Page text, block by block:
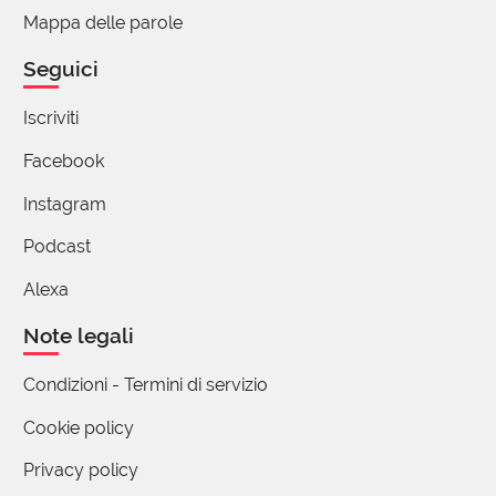
cordofoni, come il sitar. Buona domenica!
interessante risposta. Grazie!
Antonella
auguri di buon Natale e buona lettura!
Mappa delle parole
Seguici
Iscriviti
Facebook
Instagram
Podcast
Alexa
Note legali
Condizioni - Termini di servizio
Cookie policy
Privacy policy